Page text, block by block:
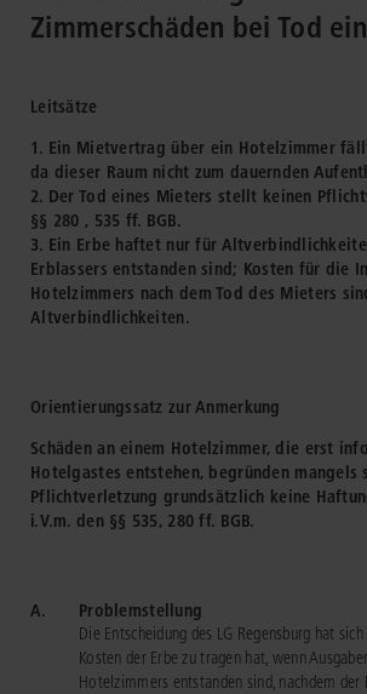
Zimmerschäden bei Tod
Leitsätze
1. Ein Mietvertrag über ein Hotelzimmer fällt
da dieser Raum nicht zum dauernden
2. Der Tod eines Mieters stellt keinen
§§ 280 , 535 ff. BGB.
3. Ein Erbe haftet nur für
Erblassers entstanden sind; Kosten für die
Hotelzimmers nach dem Tod des Mieters
Altverbindlichkeiten.
Orientierungssatz zur Anmerkung
Schäden an einem Hotelzimmer, die erst
Hotelgastes entstehen, begründen mangels
Pflichtverletzung grundsätzlich keine
i.V.m. den §§ 535, 280 ff. BGB.
A. Problemstellung
Die Entscheidung des LG Regensburg hat
Kosten der Erbe zu tragen hat, wenn
Hotelzimmers entstanden sind, nachdem